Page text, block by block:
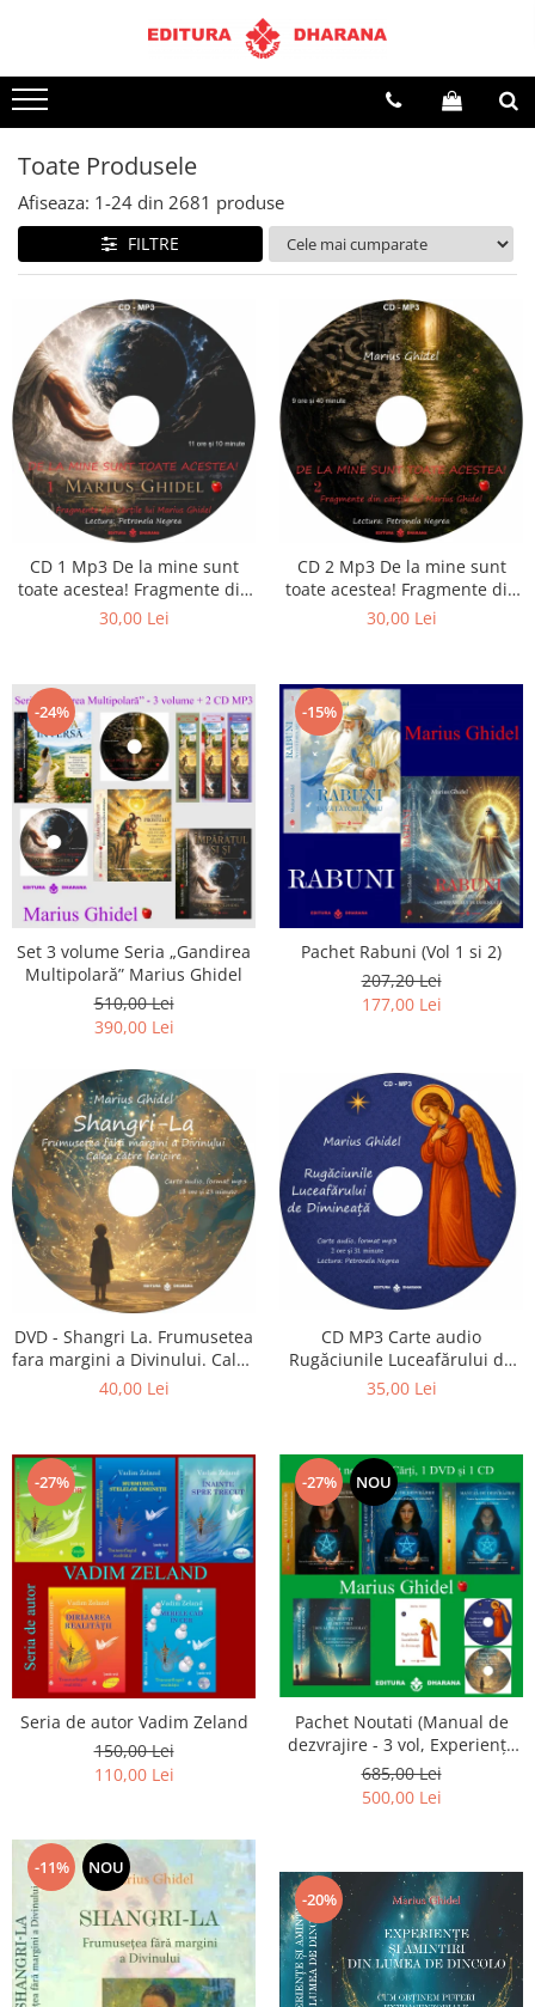
Terapii
Dietoterapie
Toate Produsele
Afiseaza: 1-24 din 2681 produse
FILTRE
CD 1 Mp3 De la mine sunt
toate acestea! Fragmente din
cărțile lui Marius Ghidel
30,00 Lei
CD 2 Mp3 De la mine sunt
toate acestea! Fragmente din
cărțile lui Marius Ghidel
30,00 Lei
-24%
Set 3 volume Seria „Gandirea
Multipolară” Marius Ghidel
510,00 Lei
390,00 Lei
-15%
Pachet Rabuni (Vol 1 si 2)
207,20 Lei
177,00 Lei
DVD - Shangri La. Frumusetea
fara margini a Divinului. Calea
catre fericire
40,00 Lei
CD MP3 Carte audio
Rugăciunile Luceafărului de
dimineață
35,00 Lei
-27%
Seria de autor Vadim Zeland
150,00 Lei
110,00 Lei
-27% NOU
Pachet Noutati (Manual de
dezvrajire - 3 vol, Experiențe
și amintiri, Rugăciunile
Luceafarului de dimineata) -
Marius Ghidel
685,00 Lei
500,00 Lei
-11% NOU
-20%